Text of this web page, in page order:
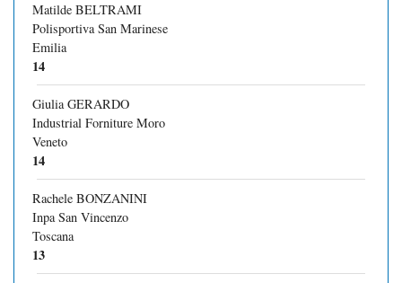
Matilde BELTRAMI
Polisportiva San Marinese
Emilia
14
Giulia GERARDO
Industrial Forniture Moro
Veneto
14
Rachele BONZANINI
Inpa San Vincenzo
Toscana
13